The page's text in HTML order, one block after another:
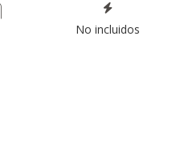
No incluidos